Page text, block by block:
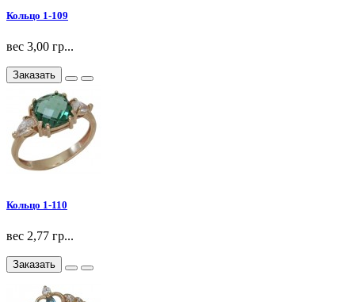
Кольцо 1-109
вес 3,00 гр...
Заказать
Кольцо 1-110
вес 2,77 гр...
Заказать